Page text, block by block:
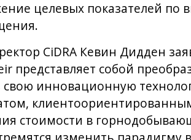
целевых показателей по
CiDRA Кевин Дидден
представляет собой
свою инновационную
стоимости в